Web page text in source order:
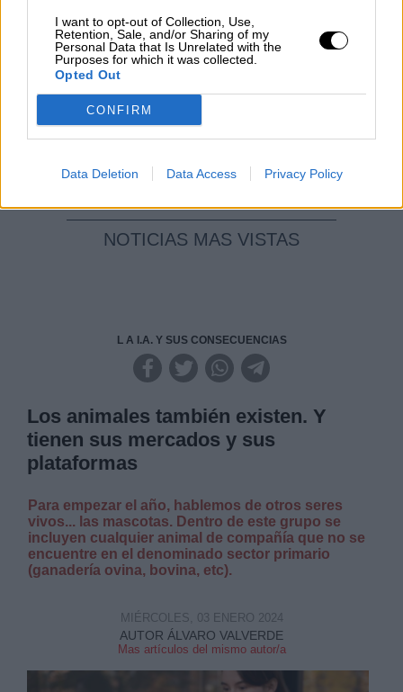
I want to opt-out of Collection, Use,
Retention, Sale, and/or Sharing of my
Personal Data that Is Unrelated with the
Purposes for which it was collected.
Opted Out
CONFIRM
Data Deletion Data Access Privacy Policy
Reconquista leonesa
Por Carlos Miranda
Clara Campoamor: Mi sueño,
mi pesadilla
NOTICIAS MAS VISTAS
L A I.A. Y SUS CONSECUENCIAS
Los animales también existen. Y
tienen sus mercados y sus
plataformas
Para empezar el año, hablemos de otros seres
vivos... las mascotas. Dentro de este grupo se
incluyen cualquier animal de compañía que no se
encuentre en el denominado sector primario
(ganadería ovina, bovina, etc).
AUTOR ÁLVARO VALVERDE
Mas artículos del mismo autor/a
MIÉRCOLES, 03 ENERO 2024